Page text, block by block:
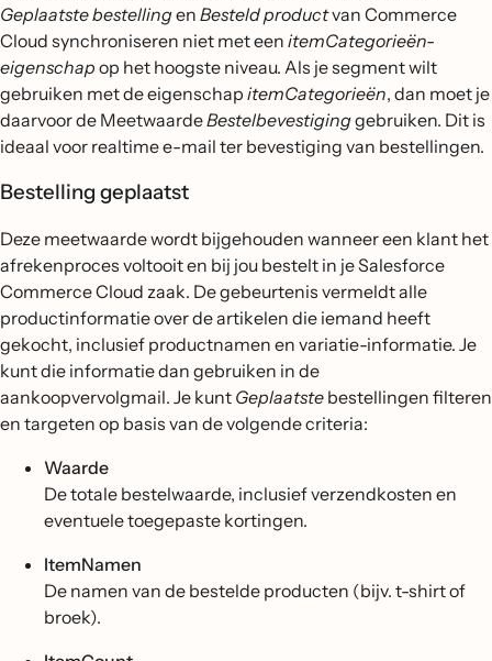
Geplaatste bestellingen Besteld productvan Commerce
Cloud synchroniseren niet met een itemCategorieën-
eigenschap op het hoogste niveau. Als je segment wilt
gebruiken met de eigenschap itemCategorieën, dan moet je
daarvoor de MeetwaardeBestelbevestiginggebruiken. Dit is
ideaal voor realtime e-mail ter bevestiging van bestellingen.
Bestelling geplaatst
Deze meetwaarde wordt bijgehouden wanneer een klant het
afrekenproces voltooit en bij jou bestelt in je Salesforce
Commerce Cloud zaak. De gebeurtenis vermeldt alle
productinformatie over de artikelen die iemand heeft
gekocht, inclusief productnamen en variatie-informatie. Je
kunt die informatie dan gebruiken in de
aankoopvervolgmail. Je kunt Geplaatste bestellingen filteren
en targeten op basis van de volgende criteria:
Waarde
De totale bestelwaarde, inclusief verzendkosten en
eventuele toegepaste kortingen.
ItemNamen
De namen van de bestelde producten (bijv. t-shirt of
broek).